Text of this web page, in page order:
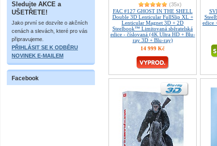
Sledujte AKCE a
UŠETŘETE!
Jako první se dozvíte o akčních
cenách a slevách, které pro vás
připravujeme.
PŘIHLÁSIT SE K ODBĚRU
NOVINEK E-MAILEM
Facebook
(35x)
FAC #127 GHOST IN THE SHELL
Double 3D Lenticular FullSlip XL +
Lenticular Magnet 3D + 2D
Steelbook™ Limitovaná sběratelská
edice - číslovaná (4K Ultra HD + Blu-
ray 3D + Blu-ray)
14 999 Kč
edice